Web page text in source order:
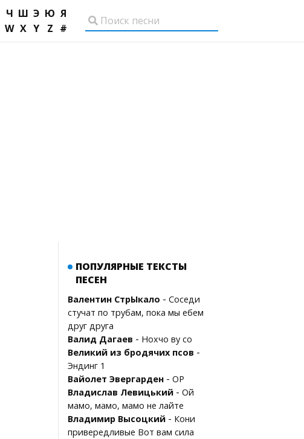
Ч Ш Э Ю Я
W X Y Z #
ПОПУЛЯРНЫЕ ТЕКСТЫ
ПЕСЕН
Валентин СтрЫкало - Соседи
стучат по трубам, пока мы ебем
друг друга
Валид Дагаев - Нохчо ву со
Великий из бродячих псов -
Эндинг 1
Вайолет Эвергарден - OP
Владислав Левицький - Ой
мамо, мамо, мамо не лайте
Владимир Высоцкий - Кони
привередливые Вот вам сила